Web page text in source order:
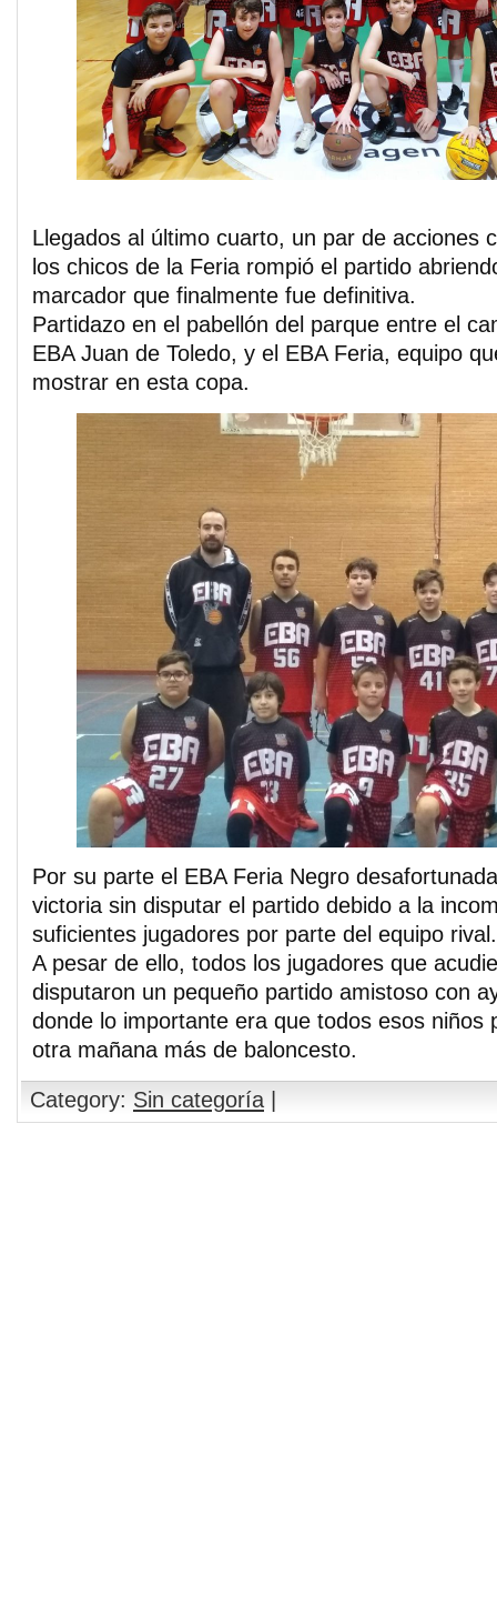
Llegados al último cuarto, un par de acciones
los chicos de la Feria rompió el partido
marcador que finalmente fue definitiva.
Partidazo en el pabellón del parque entre el
EBA Juan de Toledo, y el EBA Feria, equipo
mostrar en esta copa.
Por su parte el EBA Feria Negro
victoria sin disputar el partido debido a la
suficientes jugadores por parte del equipo rival.
A pesar de ello, todos los jugadores que
disputaron un pequeño partido amistoso con
donde lo importante era que todos esos niños
otra mañana más de baloncesto.
Category: Sin categoría